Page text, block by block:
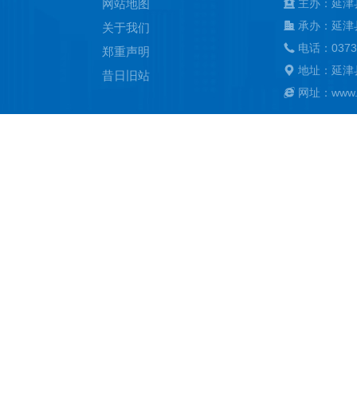
网站地图
关于我们
郑重声明
昔日旧站
主办：延
承办：延
电话：
地址：延
网址：